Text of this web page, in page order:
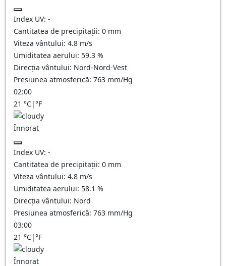
Index UV: -
Cantitatea de precipitații: 0 mm
Viteza vântului: 4.8 m/s
Umiditatea aerului: 59.3 %
Direcția vântului: Nord-Nord-Vest
Presiunea atmosferică: 763 mm/Hg
02:00
21 °C|°F
Înnorat
Index UV: -
Cantitatea de precipitații: 0 mm
Viteza vântului: 4.8 m/s
Umiditatea aerului: 58.1 %
Direcția vântului: Nord
Presiunea atmosferică: 763 mm/Hg
03:00
21 °C|°F
Înnorat